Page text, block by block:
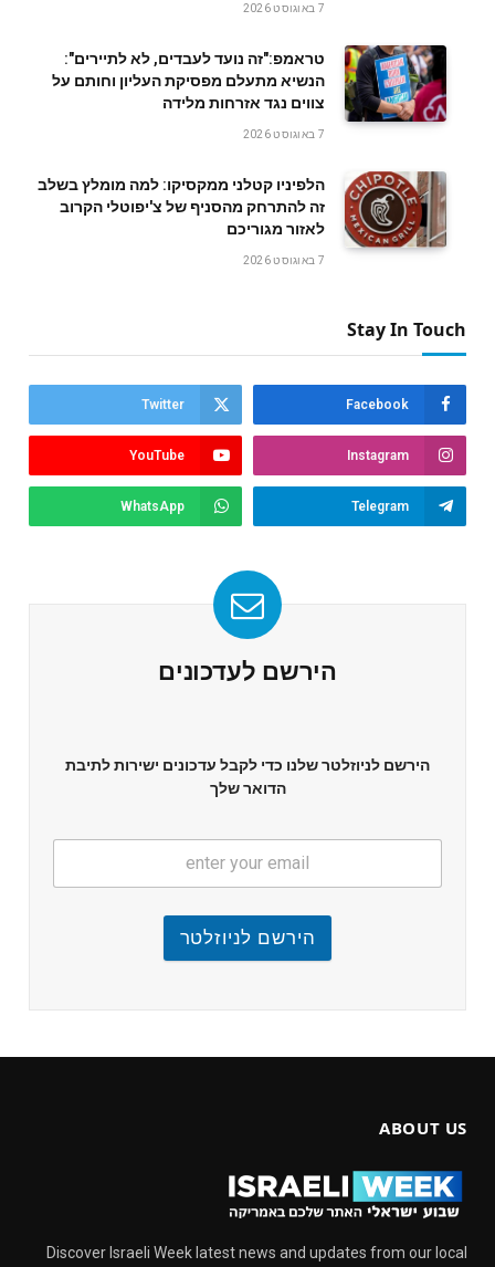
7 באוגוסט 2026
טראמפ:"זה נועד לעבדים, לא לתיירים":
הנשיא מתעלם מפסיקת העליון וחותם על
צווים נגד אזרחות מלידה
7 באוגוסט 2026
הלפיניו קטלני ממקסיקו: למה מומלץ בשלב
זה להתרחק מהסניף של צ'יפוטלי הקרוב
לאזור מגוריכם
7 באוגוסט 2026
Stay In Touch
Facebook
Twitter
Instagram
YouTube
Telegram
WhatsApp
הירשם לעדכונים
הירשם לניוזלטר שלנו כדי לקבל עדכונים ישירות לתיבת
הדואר שלך
הירשם לניוזלטר
ABOUT US
Discover Israeli Week latest news and updates from our local